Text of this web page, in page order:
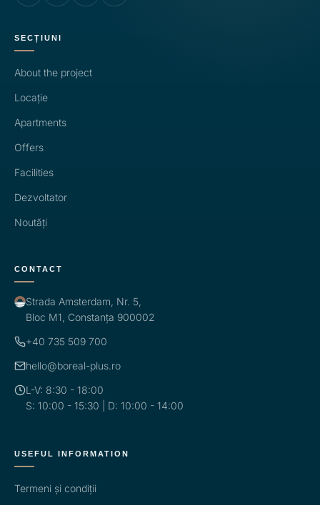
SECȚIUNI
About the project
Locație
Apartments
Offers
Facilities
Dezvoltator
Noutăți
CONTACT
Strada Amsterdam, Nr. 5,
Bloc M1, Constanța 900002
+40 735 509 700
hello@boreal-plus.ro
L-V: 8:30 - 18:00
S: 10:00 - 15:30 | D: 10:00 - 14:00
USEFUL INFORMATION
Termeni și condiții